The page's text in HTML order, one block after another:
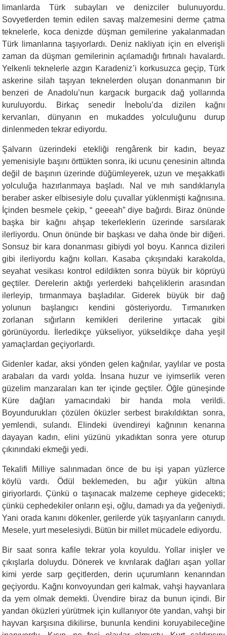
limanlarda Türk subayları ve denizciler bulunuyordu.
Sovyetlerden temin edilen savaş malzemesini derme çatma
teknelerle, koca denizde düşman gemilerine yakalanmadan
Türk limanlarına taşıyorlardı. Deniz nakliyatı için en elverişli
zaman da düşman gemilerinin açılamadığı fırtınalı havalardı.
Yelkenli teknelerle azgın Karadeniz’i korkusuzca geçip, Türk
askerine silah taşıyan teknelerden oluşan donanmanın bir
benzeri de Anadolu’nun kargacık burgacık dağ yollarında
kuruluyordu. Birkaç senedir İnebolu’da dizilen kağnı
kervanları, dünyanın en mukaddes yolculuğunu durup
dinlenmeden tekrar ediyordu.
Şalvarın üzerindeki etekliği rengârenk bir kadın, beyaz
yemenisiyle başını örttükten sonra, iki ucunu çenesinin altında
değil de başının üzerinde düğümleyerek, uzun ve meşakkatli
yolculuğa hazırlanmaya başladı. Nal ve mıh sandıklarıyla
beraber asker elbisesiyle dolu çuvallar yüklenmişti kağnısına.
İçinden besmele çekip, “ geeeah” diye bağırdı. Biraz önünde
başka bir kağnı ahşap tekerleklerin üzerinde sarsılarak
ilerliyordu. Onun önünde bir başkası ve daha önde bir diğeri.
Sonsuz bir kara donanması gibiydi yol boyu. Karınca dizileri
gibi ilerliyordu kağnı kolları. Kasaba çıkışındaki karakolda,
seyahat vesikası kontrol edildikten sonra büyük bir köprüyü
geçtiler. Derelerin aktığı yerlerdeki bahçeliklerin arasından
ilerleyip, tırmanmaya başladılar. Giderek büyük bir dağ
yolunun başlangıcı kendini gösteriyordu. Tırmanırken
zorlanan sığırların kemikleri derilerine yırtacak gibi
görünüyordu. İlerledikçe yükseliyor, yükseldikçe daha yeşil
yamaçlardan geçiyorlardı.
Gidenler kadar, aksi yönden gelen kağnılar, yaylılar ve posta
arabaları da vardı yolda. İnsana huzur ve iyimserlik veren
güzelim manzaraları kan ter içinde geçtiler. Öğle güneşinde
Küre dağları yamacındaki bir handa mola verildi.
Boyundurukları çözülen öküzler serbest bırakıldıktan sonra,
yemlendi, sulandı. Elindeki üvendireyi kağnının kenarına
dayayan kadın, elini yüzünü yıkadıktan sonra yere oturup
çıkınındaki ekmeği yedi.
Tekalifi Milliye salınmadan önce de bu işi yapan yüzlerce
köylü vardı. Ödül beklemeden, bu ağır yükün altına
giriyorlardı. Çünkü o taşınacak malzeme cepheye gidecekti;
çünkü cephedekiler onların eşi, oğlu, damadı ya da yeğeniydi.
Yani orada kanını dökenler, gerilerde yük taşıyanların canıydı.
Mesele, yurt meselesiydi. Bütün bir millet mücadele ediyordu.
Bir saat sonra kafile tekrar yola koyuldu. Yollar inişler ve
çıkışlarla doluydu. Dönerek ve kıvrılarak dağları aşan yollar
kimi yerde sarp geçitlerden, derin uçurumların kenarından
geçiyordu. Kağnı konvoyundan geri kalmak, vahşi hayvanlara
da yem olmak demekti. Üvendire biraz da bunun içindi. Bir
yandan öküzleri yürütmek için kullanıyor öte yandan, vahşi bir
hayvan karşısına dikilirse, bununla kendini koruyabileceğine